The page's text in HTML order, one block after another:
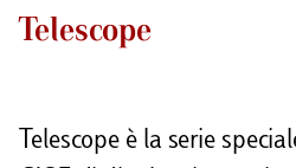
Telescope
Telescope è la serie